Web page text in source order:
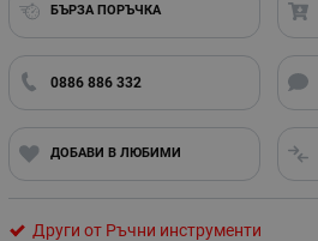
БЪРЗА ПОРЪЧКА
0886 886 332
ДОБАВИ В ЛЮБИМИ
Други от Ръчни инструменти